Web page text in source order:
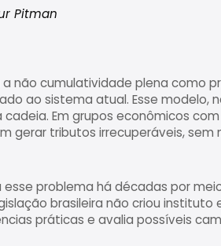
Pitman
não cumulatividade plena como
ao sistema atual. Esse modelo,
Em grupos econômicos
gerar tributos irrecuperáveis,
problema há décadas por
brasileira não criou
práticas e avalia possíveis